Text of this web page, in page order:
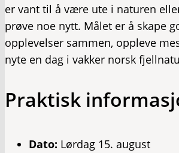
er vant til å være ute i naturen
prøve noe nytt. Målet er å skape
opplevelser sammen, oppleve
nyte en dag i vakker norsk
Praktisk
Dato: Lørdag 15. august